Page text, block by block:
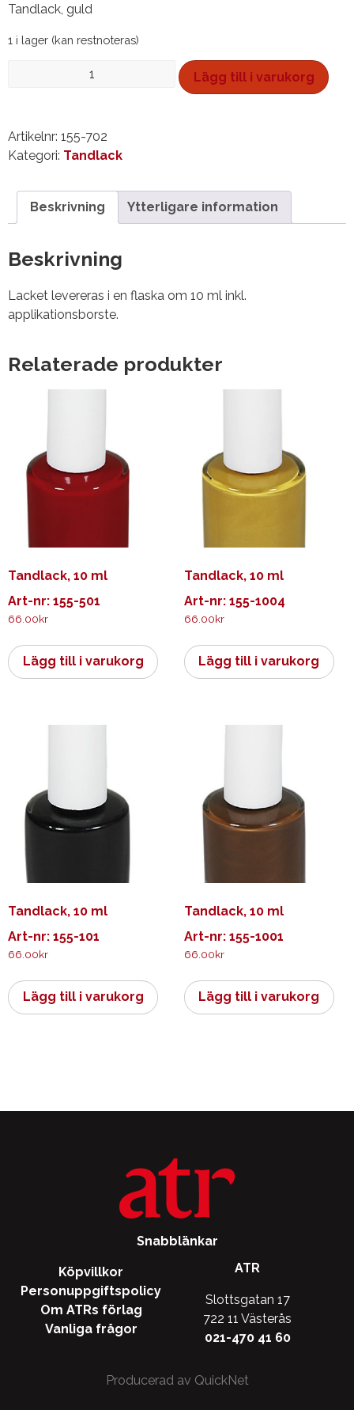
Tandlack, guld
1 i lager (kan restnoteras)
Lägg till i varukorg
Artikelnr: 155-702
Kategori: Tandlack
Beskrivning Ytterligare information
Beskrivning
Lacket levereras i en flaska om 10 ml inkl.
applikationsborste.
Relaterade produkter
Tandlack, 10 ml
Art-nr: 155-501
66.00kr
Lägg till i varukorg
Tandlack, 10 ml
Art-nr: 155-1004
66.00kr
Lägg till i varukorg
Tandlack, 10 ml
Art-nr: 155-101
66.00kr
Lägg till i varukorg
Tandlack, 10 ml
Art-nr: 155-1001
66.00kr
Lägg till i varukorg
Snabblänkar
Köpvillkor
Personuppgiftspolicy
Om ATRs förlag
Vanliga frågor
ATR
Slottsgatan 17
722 11 Västerås
021-470 41 60
Producerad av QuickNet